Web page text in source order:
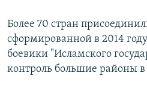
Более 70 стран
сформированной в 2014
боевики "Исламского
контроль большие районы